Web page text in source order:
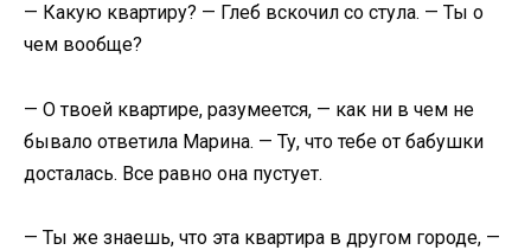
— Какую квартиру? — Глеб вскочил со стула. — Ты о
чем вообще?
— О твоей квартире, разумеется, — как ни в чем не
бывало ответила Марина. — Ту, что тебе от бабушки
досталась. Все равно она пустует.
— Ты же знаешь, что эта квартира в другом городе, —